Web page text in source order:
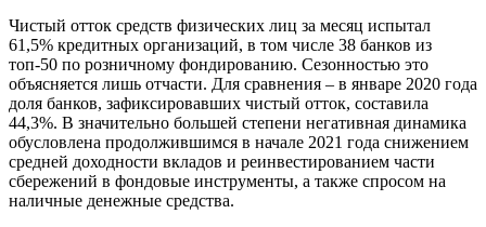
Чистый отток средств физических лиц за месяц испытал
61,5% кредитных организаций, в том числе 38 банков из
топ-50 по розничному фондированию. Сезонностью это
объясняется лишь отчасти. Для сравнения – в январе 2020 года
доля банков, зафиксировавших чистый отток, составила
44,3%. В значительно большей степени негативная динамика
обусловлена продолжившимся в начале 2021 года снижением
средней доходности вкладов и реинвестированием части
сбережений в фондовые инструменты, а также спросом на
наличные денежные средства.